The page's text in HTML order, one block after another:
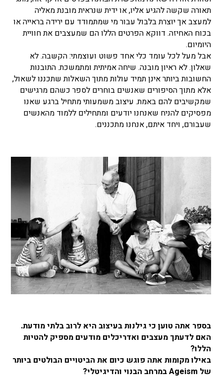
תאורה שקשה להגיע אליו, או ידית שנראית מובנת מאליה
למעצב אך יוצרת בלבול עבור מי שמתמודד עם ירידה בראייה או
בכוח האחיזה. דווקא הפרטים הללו הם שמעצבים את חוויית
היומיום.
אבל מעל לכל עומד כלי אחד פשוט ועוצמתי: הקשבה. לא
שאלון. לא ראיון מובנה. שיחה אמיתית ומתמשכת. התובנות
החשובות ביותר אינן תמיד עולות מתוך השאלות שתכננו לשאול,
אלא מתוך הסיפורים שאנשים בוחרים לספר כשהם מרגישים
שמקשיבים להם באמת. עיצוב משמעותי מתחיל ברגע שאנו
מפסיקים להניח שאנחנו יודעים ומתחילים ללמוד מהאנשים
שעבורם, ויחד איתם, אנחנו מתכננים.
בספר אתה טוען כי גילנות בעיצוב היא לרוב בלתי מודעת.
האם לדעתך מעצבים ואדריכלים מודעים מספיק להטיות
הללו?
באילו מקומות אתה פוגש כיום את הביטויים הבולטים ביותר
של Ageism במרחב הבנוי והדיגיטלי?